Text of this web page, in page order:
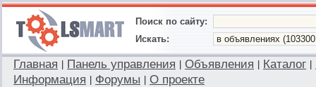
Поиск по сайту:
Искать:
Главная Панель управления Объявления Каталог
Информация
Форумы О проекте